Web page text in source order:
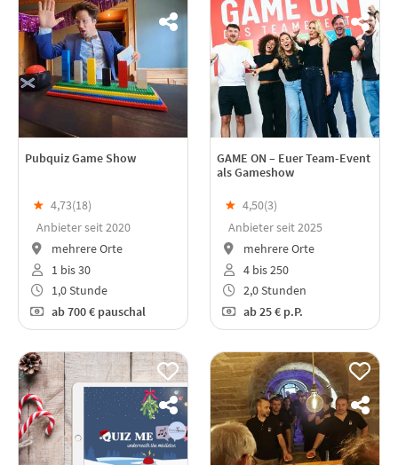
Pubquiz Game Show
★ 4,73(18)
Anbieter seit 2020
mehrere Orte
1 bis 30
1,0 Stunde
ab700 € pauschal
GAME ON – Euer Team-Event
als Gameshow
★ 4,50(3)
Anbieter seit 2025
mehrere Orte
4 bis 250
2,0 Stunden
ab25 € p.P.